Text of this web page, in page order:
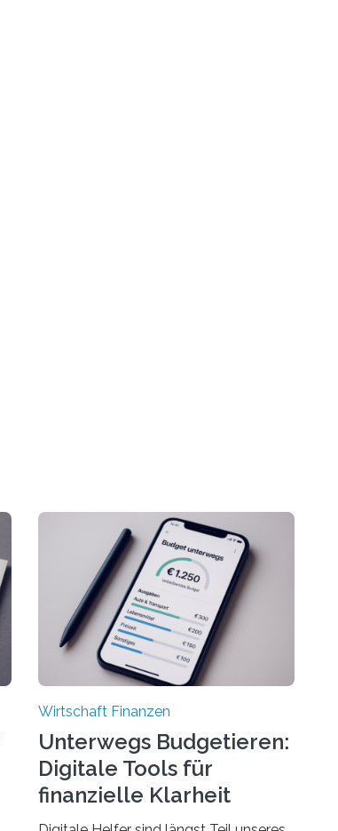
Wirtschaft Finanzen
Unterwegs Budgetieren:
Digitale Tools für
finanzielle Klarheit